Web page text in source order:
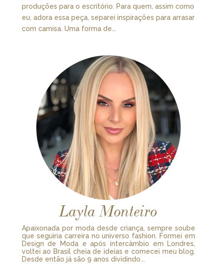
produções para o escritório. Para quem, assim como
eu, adora essa peça, separei inspirações para arrasar
com camisa. Uma forma de...
Layla Monteiro
Apaixonada por moda desde criança, sempre soube
que seguiria carreira no universo fashion. Formei em
Design de Moda e após intercâmbio em Londres,
voltei ao Brasil cheia de ideias e comecei meu blog.
Desde então já são 9 anos dividindo...